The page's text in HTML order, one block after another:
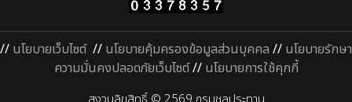
// นโยบายเว็บไซต์ // นโยบายคุ้มครองข้อมูลส่วนบุคคล // นโยบายรักษา
ความมั่นคงปลอดภัยเว็บไซต์// นโยบายการใช้คุกกี้